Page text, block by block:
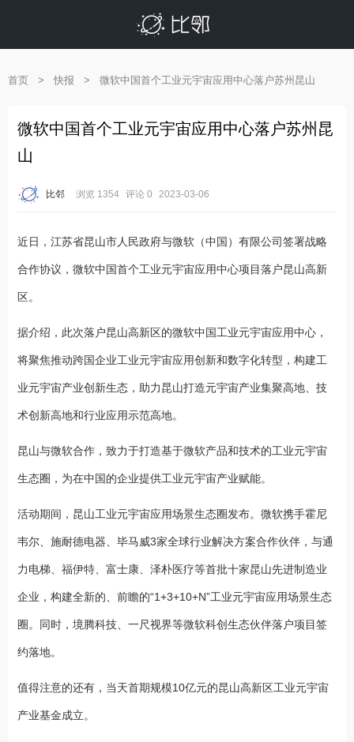
首页 > 快报 > 微软中国首个工业元宇宙应用中心落户苏州昆山
微软中国首个工业元宇宙应用中心落户苏州昆
山
比邻 浏览 1354 评论 0 2023-03-06
近日，江苏省昆山市人民政府与微软（中国）有限公司签署战略
合作协议，微软中国首个工业元宇宙应用中心项目落户昆山高新
区。
据介绍，此次落户昆山高新区的微软中国工业元宇宙应用中心，
将聚焦推动跨国企业工业元宇宙应用创新和数字化转型，构建工
业元宇宙产业创新生态，助力昆山打造元宇宙产业集聚高地、技
术创新高地和行业应用示范高地。
昆山与微软合作，致力于打造基于微软产品和技术的工业元宇宙
生态圈，为在中国的企业提供工业元宇宙产业赋能。
活动期间，昆山工业元宇宙应用场景生态圈发布。微软携手霍尼
韦尔、施耐德电器、毕马威3家全球行业解决方案合作伙伴，与通
力电梯、福伊特、富士康、泽朴医疗等首批十家昆山先进制造业
企业，构建全新的、前瞻的“1+3+10+N”工业元宇宙应用场景生态
圈。同时，境腾科技、一尺视界等微软科创生态伙伴落户项目签
约落地。
值得注意的还有，当天首期规模10亿元的昆山高新区工业元宇宙
产业基金成立。